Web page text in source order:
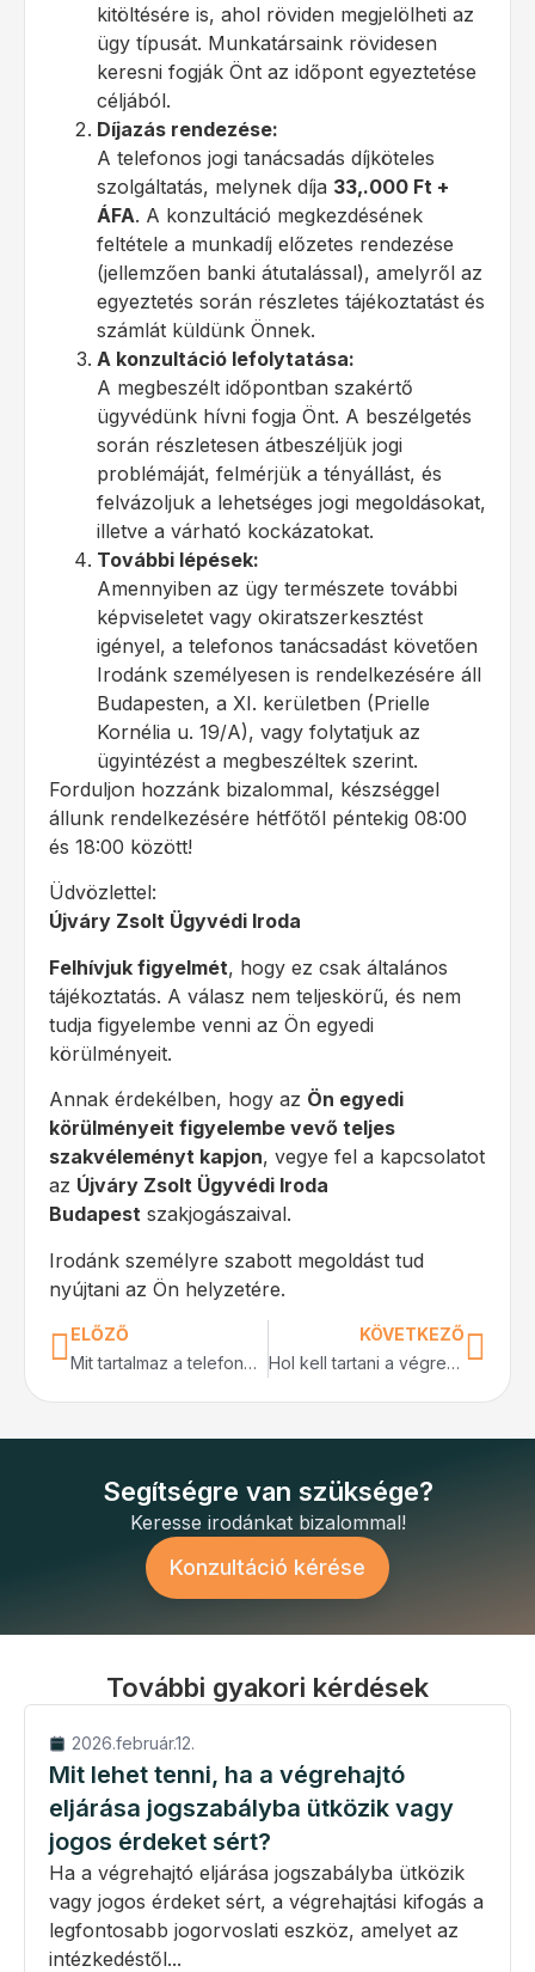
kitöltésére is, ahol röviden megjelölheti az
ügy típusát. Munkatársaink rövidesen
keresni fogják Önt az időpont egyeztetése
céljából.
Díjazás rendezése:
A telefonos jogi tanácsadás díjköteles
szolgáltatás, melynek díja 33,.000 Ft +
ÁFA. A konzultáció megkezdésének
feltétele a munkadíj előzetes rendezése
(jellemzően banki átutalással), amelyről az
egyeztetés során részletes tájékoztatást és
számlát küldünk Önnek.
A konzultáció lefolytatása:
A megbeszélt időpontban szakértő
ügyvédünk hívni fogja Önt. A beszélgetés
során részletesen átbeszéljük jogi
problémáját, felmérjük a tényállást, és
felvázoljuk a lehetséges jogi megoldásokat,
illetve a várható kockázatokat.
További lépések:
Amennyiben az ügy természete további
képviseletet vagy okiratszerkesztést
igényel, a telefonos tanácsadást követően
Irodánk személyesen is rendelkezésére áll
Budapesten, a XI. kerületben (Prielle
Kornélia u. 19/A), vagy folytatjuk az
ügyintézést a megbeszéltek szerint.
Forduljon hozzánk bizalommal, készséggel
állunk rendelkezésére hétfőtől péntekig 08:00
és 18:00 között!
Üdvözlettel:
Újváry Zsolt Ügyvédi Iroda
Felhívjuk figyelmét, hogy ez csak általános
tájékoztatás. A válasz nem teljeskörű, és nem
tudja figyelembe venni az Ön egyedi
körülményeit.
Annak érdekélben, hogy az Ön egyedi
körülményeit figyelembe vevő teljes
szakvéleményt kapjon, vegye fel a kapcsolatot
az Újváry Zsolt Ügyvédi Iroda
Budapest szakjogászaival.
Irodánk személyre szabott megoldást tud
nyújtani az Ön helyzetére.
ELŐZŐ
Mit tartalmaz a telefonos jogi tanácsadás szolgáltatás?
KÖVETKEZŐ
Hol kell tartani a végrendeletet, és hogyan biztosítható, hogy ne vesszen el?
Segítségre van szüksége?
Keresse irodánkat bizalommal!
Konzultáció kérése
További gyakori kérdések
2026.február.12.
Mit lehet tenni, ha a végrehajtó
eljárása jogszabályba ütközik vagy
jogos érdeket sért?
Ha a végrehajtó eljárása jogszabályba ütközik
vagy jogos érdeket sért, a végrehajtási kifogás a
legfontosabb jogorvoslati eszköz, amelyet az
intézkedéstől...